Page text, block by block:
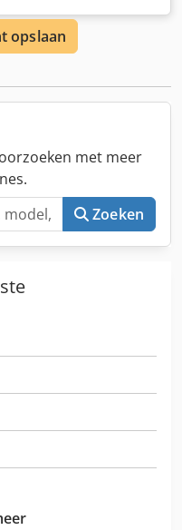
R 550 Bouwjaar:
400 V Frequentie: 50
informatie wenst,
opslaan
met meer
Zoeken